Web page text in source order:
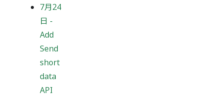
7月24
日 -
Add
Send
short
data
API